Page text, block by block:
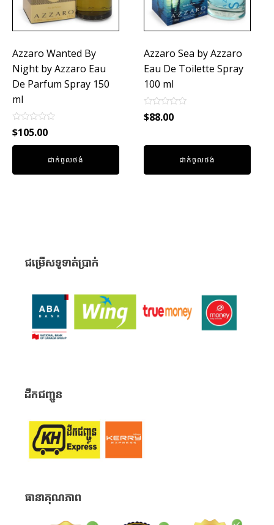
Azzaro Wanted By
Night by Azzaro Eau
De Parfum Spray 150
ml
Rated
0
out
$105.00
ដាក់ចូលថង់
Azzaro Sea by Azzaro
Eau De Toilette Spray
100 ml
Rated
0
5
$88.00
ដាក់ចូលថង់
ជម្រើសទូទាត់ប្រាក់
ដឹកជញ្ជូន
ធានាគុណភាព